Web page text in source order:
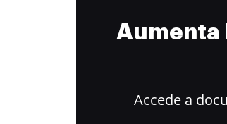
Aumenta
Accede a